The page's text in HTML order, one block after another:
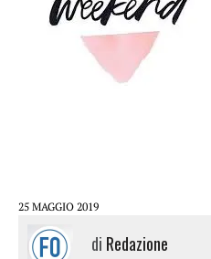
25 MAGGIO 2019
di Redazione